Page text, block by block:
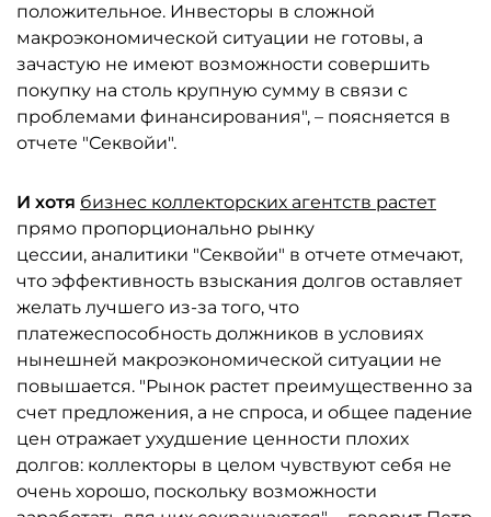
положительное. Инвесторы в сложной
макроэкономической ситуации не готовы, а
зачастую не имеют возможности совершить
покупку на столь крупную сумму в связи с
проблемами финансирования", – поясняется в
отчете "Секвойи".
И хотя бизнес коллекторских агентств растет
прямо пропорционально рынку
цессии, аналитики "Секвойи" в отчете отмечают,
что эффективность взыскания долгов оставляет
желать лучшего из-за того, что
платежеспособность должников в условиях
нынешней макроэкономической ситуации не
повышается. "Рынок растет преимущественно за
счет предложения, а не спроса, и общее падение
цен отражает ухудшение ценности плохих
долгов: коллекторы в целом чувствуют себя не
очень хорошо, поскольку возможности